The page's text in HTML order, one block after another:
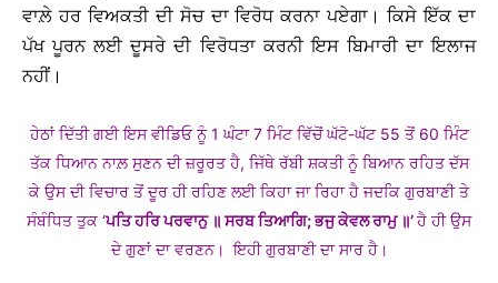
ਵਾਲ਼ੇ ਹਰ ਵਿਅਕਤੀ ਦੀ ਸੋਚ ਦਾ ਵਿਰੋਧ ਕਰਨਾ ਪਏਗਾ। ਕਿਸੇ ਇੱਕ ਦਾ
ਪੱਖ ਪੂਰਨ ਲਈ ਦੂਸਰੇ ਦੀ ਵਿਰੋਧਤਾ ਕਰਨੀ ਇਸ ਬਿਮਾਰੀ ਦਾ ਇਲਾਜ
ਨਹੀਂ।
ਹੇਠਾਂ ਦਿੱਤੀ ਗਈ ਇਸ ਵੀਡਿਓ ਨੂੰ 1 ਘੰਟਾ 7 ਮਿੰਟ ਵਿੱਚੋਂ ਘੱਟੋ-ਘੱਟ 55 ਤੋਂ 60 ਮਿੰਟ
ਤੱਕ ਧਿਆਨ ਨਾਲ਼ ਸੁਣਨ ਦੀ ਜ਼ਰੂਰਤ ਹੈ, ਜਿੱਥੇ ਰੱਬੀ ਸ਼ਕਤੀ ਨੂੰ ਬਿਆਨ ਰਹਿਤ ਦੱਸ
ਕੇ ਉਸ ਦੀ ਵਿਚਾਰ ਤੋਂ ਦੂਰ ਹੀ ਰਹਿਣ ਲਈ ਕਿਹਾ ਜਾ ਰਿਹਾ ਹੈ ਜਦਕਿ ਗੁਰਬਾਣੀ ਤੇ
ਸੰਬੰਧਿਤ ਤੁਕ ‘ਪਤਿ ਹਰਿ ਪਰਵਾਨੁ ॥ ਸਰਬ ਤਿਆਗਿ; ਭਜੁ ਕੇਵਲ ਰਾਮੁ ॥’ਹੈ ਹੀ ਉਸ
ਦੇ ਗੁਣਾਂ ਦਾ ਵਰਣਨ। ਇਹੀ ਗੁਰਬਾਣੀ ਦਾ ਸਾਰ ਹੈ।